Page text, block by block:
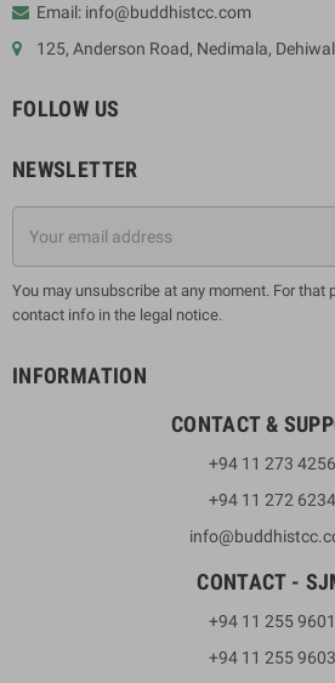
Email: info@buddhistcc.com
125, Anderson Road, Nedimala,
FOLLOW US
NEWSLETTER
You may unsubscribe at any moment. For that
contact info in the legal notice.
INFORMATION
CONTACT &
+94 11 273 4256
+94 11 272 6234
CONTACT -
+94 11 255 9601
+94 11 255 9603